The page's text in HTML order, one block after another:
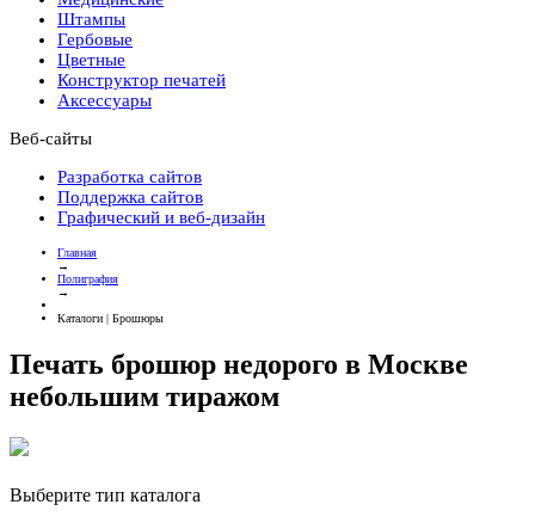
Штампы
Гербовые
Цветные
Конструктор печатей
Аксессуары
Веб-сайты
Разработка сайтов
Поддержка сайтов
Графический и веб-дизайн
Главная
→
Полиграфия
→
Каталоги | Брошюры
Печать брошюр недорого в Москве
небольшим тиражом
Выберите тип каталога